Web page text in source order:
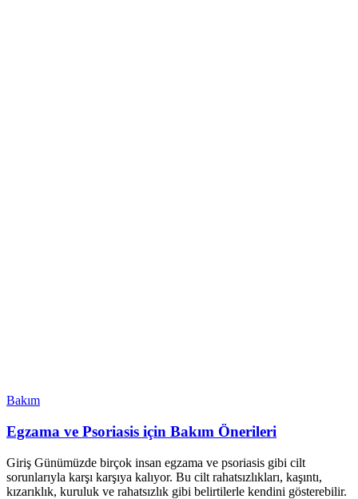
Bakım
Egzama ve Psoriasis için Bakım Önerileri
Giriş Günümüzde birçok insan egzama ve psoriasis gibi cilt
sorunlarıyla karşı karşıya kalıyor. Bu cilt rahatsızlıkları, kaşıntı,
kızarıklık, kuruluk ve rahatsızlık gibi belirtilerle kendini gösterebilir.